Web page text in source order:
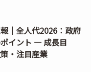
｜全人代2026：政府
イント ― 成長目
・注目産業